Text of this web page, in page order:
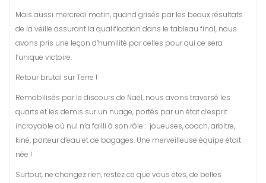
Mais aussi mercredi matin, quand grisés par les beaux résultats
de la veille assurant la qualification dans le tableau final, nous
avons pris une leçon d’humilité par celles pour qui ce sera
l’unique victoire.
Retour brutal sur Terre !
Remobilisés par le discours de Naël, nous avons traversé les
quarts et les demis sur un nuage, portés par un état d’esprit
incroyable où nul n’a failli à son rôle : joueuses, coach, arbitre,
kiné, porteur d’eau et de bagages. Une merveilleuse équipe était
née !
Surtout, ne changez rien, restez ce que vous êtes, de belles